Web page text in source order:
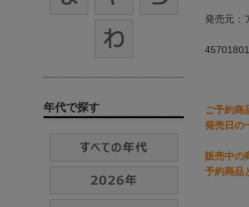
発売元：
ご予約商
発売日の
販売中の
予約商品
年代で探す